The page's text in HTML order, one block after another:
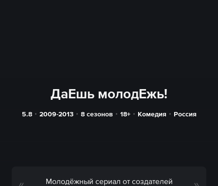
ДаЕшь молодЕжь!
5.8 2009-2013 8 сезонов 18+ Комедия Россия
Молодёжный сериал от создателей